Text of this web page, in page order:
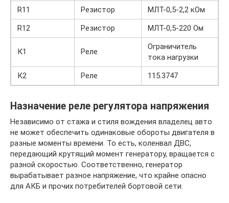
R11
Резистор
МЛТ-0,5-2,2 кОм
R12
Резистор МЛТ-0,5-220 Ом
К1 Реле
Ограничитель
тока нагрузки
К2
Реле 115.3747
Назначение реле регулятора напряжения
Независимо от стажа и стиля вождения владелец авто
не может обеспечить одинаковые обороты двигателя в
разные моменты времени. То есть, коленвал ДВС,
передающий крутящий момент генератору, вращается с
разной скоростью. Соответственно, генератор
вырабатывает разное напряжение, что крайне опасно
для АКБ и прочих потребителей бортовой сети.